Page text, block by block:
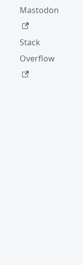
Mastodon
Stack
Overflow